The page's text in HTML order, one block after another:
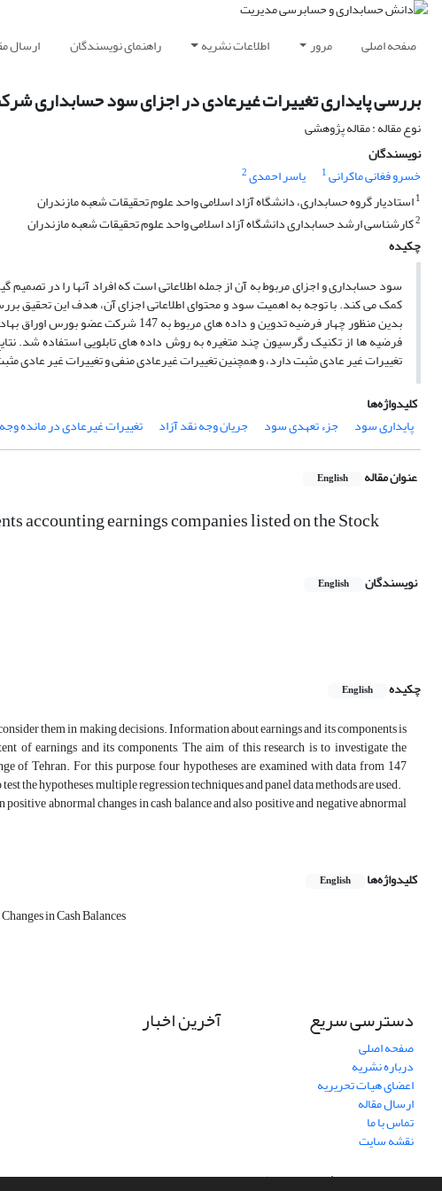
صفحه اصلی مرور اطلاعات نشریه راهنمای نویسندگان ارسال
بررسی پایداری تغییرات غیرعادی در اجزای سود حسابداری
نوع مقاله : مقاله پژوهشی
نویسندگان
خسرو فغانی ماکرانی1 یاسر احمدی2
1استاد‌یار گروه حسابداری، دانشگاه آزاد اسلامی واحد علوم تحقیقات شعبه مازندران
2کارشناسی ارشد حسابداری دانشگاه آزاد اسلامی واحد علوم تحقیقات شعبه مازندران
چکیده
سود حسابداری و اجزای مربوط به آن از جمله اطلاعاتی است که افراد آنها را در
کمک می کند. با توجه به اهمیت سود و محتوای اطلاعاتی اجزای آن، هدف این تحقیق
فرضیه ها از تکنیک رگرسیون چند متغیره به روش داده های تابلویی استفاده شد.
تغییرات غیر عادی مثبت دارد، و همچنین تغییرات غیرعادی منفی و تغییرات غیر عادی
کلیدواژه‌ها
پایداری سود
جزء تعهدی سود جریان وجه نقد آزاد تغییرات غیرعادی در مانده
عنوان مقاله English
accounting earnings companies listed on the Stock
نویسندگان English
چکیده
English
them in making decisions. Information about earnings and its components is
of earnings and its components, The aim of this research is to investigate the
of Tehran. For this purpose, four hypotheses are examined with data from 147
the hypotheses, multiple regression techniques and panel data methods are used.
abnormal changes in cash balance and also positive and negative abnormal
کلیدواژه‌ها English
in Cash Balances
دسترسی سریع
صفحه اصلی
درباره نشریه
اعضای هیات تحریریه
ارسال مقاله
تماس با ما
نقشه سایت
آخرین اخبار
سامانه مدیریت نشریات علمی.طراحی و پیاده سازی ازسیناوب